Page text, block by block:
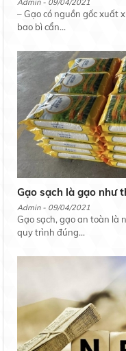
Admin - 09/04/2021
– Gạo có nguồn gốc xuất
bao bì cẩn...
Gạo sạch là gạo như
Admin - 09/04/2021
Gạo sạch, gạo an toàn là
quy trình đúng...